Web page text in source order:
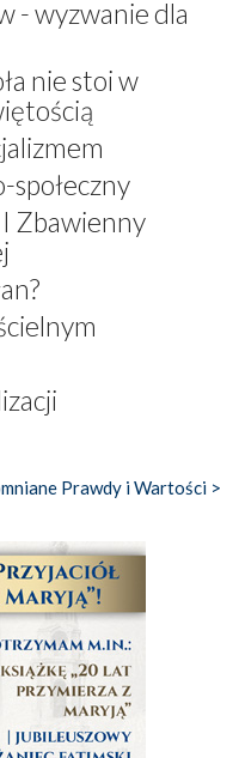
- wyzwanie dla
nie stoi w
społeczny
Zbawienny
Prawdy i Wartości >